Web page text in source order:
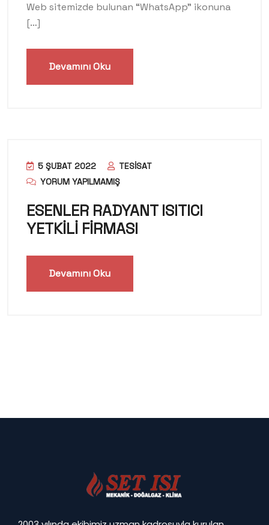
Web sitemizde bulunan “WhatsApp” ikonuna
[…]
Devamını Oku
5 ŞUBAT 2022
TESISAT
YORUM YAPILMAMIŞ
ESENLER RADYANT ISITICI
YETKİLİ FİRMASI
Devamını Oku